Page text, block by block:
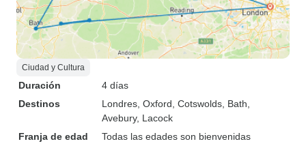
Ciudad y Cultura
Duración
4 días
Destinos
Londres , Oxford , Cotswolds , Bath
Avebury, Lacock
Franja de edad
Todas las edades son bienvenidas